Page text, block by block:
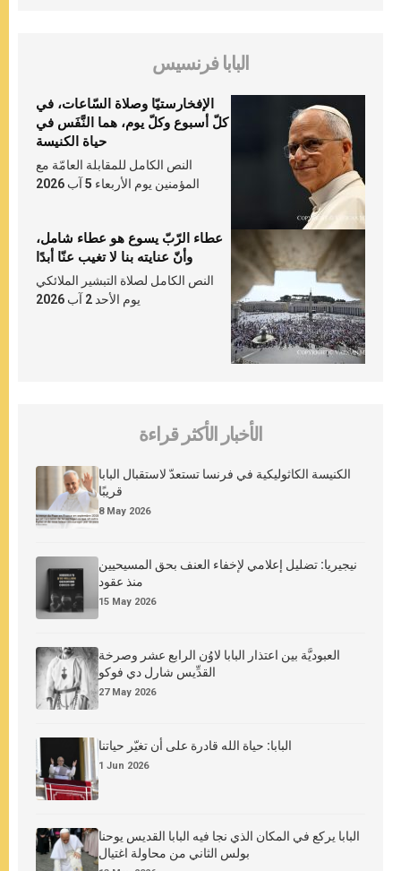
البابا فرنسيس
الإفخارستيّا وصلاة السّاعات، في
كلّ أسبوع وكلّ يوم، هما النَّفَس في
حياة الكنيسة
النص الكامل للمقابلة العامّة مع
المؤمنين يوم الأربعاء 5 آب 2026
عطاء الرّبّ يسوع هو عطاء شامل،
وأنّ عنايته بنا لا تغيب عنّا أبدًا
النص الكامل لصلاة التبشير الملائكي
يوم الأحد 2 آب 2026
الأخبار الأكثر قراءة
الكنيسة الكاثوليكية في فرنسا تستعدّ لاستقبال البابا
قريبًا
8 May 2026
نيجيريا: تضليل إعلامي لإخفاء العنف بحق المسيحيين
منذ عقود
15 May 2026
العبوديَّة بين اعتذار البابا لاوُن الرابع عشر وصرخة
القدِّيس شارل دي فوكو
27 May 2026
البابا: حياة الله قادرة على أن تغيّر حياتنا
1 Jun 2026
البابا يركع في المكان الذي نجا فيه البابا القديس يوحنا
بولس الثاني من محاولة اغتيال